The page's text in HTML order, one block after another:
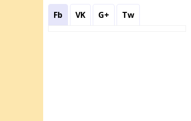
Fb VK G+ Tw